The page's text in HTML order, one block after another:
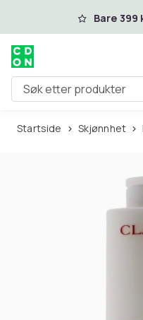
Hopp til Bare
Søk etter produkter
Startside Skjønnhet